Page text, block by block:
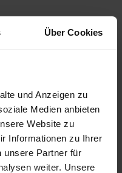
Über Cookies
und Anzeigen zu
Medien anbieten
Website zu
Informationen zu Ihrer
unsere Partner für
weiter. Unsere